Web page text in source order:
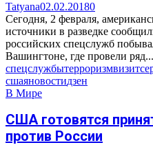
Tatyana02.02.20180
Сегодня, 2 февраля,
источники в разведке
российских спецслужб
Вашингтоне, где провели ряд...
спецслужбытерроризмвизит
сшаяновостидзен
В Мире
США готовятся
против России